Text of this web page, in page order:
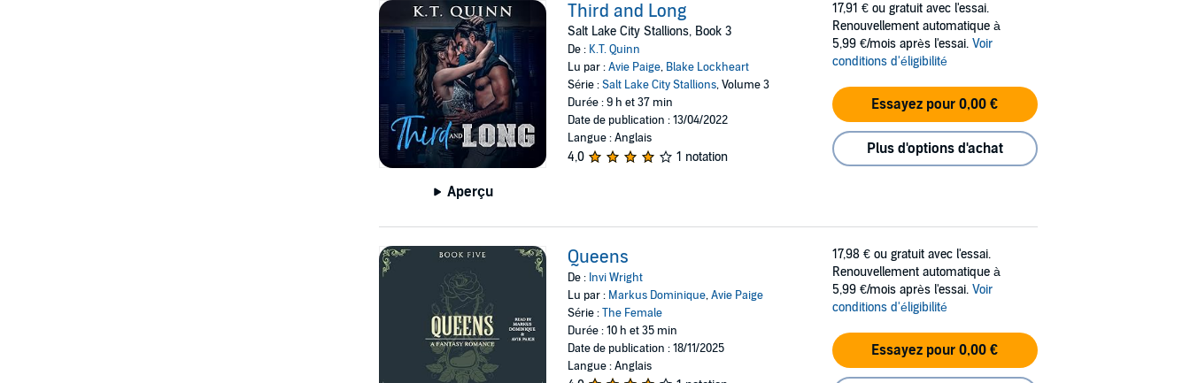
Aperçu
Third and Long
Salt Lake City Stallions, Book 3
De : K.T. Quinn
Lu par :Avie Paige, Blake Lockheart
Série :Salt Lake City Stallions, Volume 3
Durée : 9 h et 37 min
Date de publication : 13/04/2022
Langue : Anglais
4,0 1 notation
17,91 € ou gratuit avec l'essai.
Renouvellement automatique à
5,99 €/mois après l'essai. Voir
conditions d'éligibilité
Essayez pour 0,00 €
Plus d'options d'achat
Queens
De : Invi Wright
Lu par : Markus Dominique,Avie Paige
Série :The Female
Durée : 10 h et 35 min
Date de publication : 18/11/2025
Langue : Anglais
17,98 € ou gratuit avec l'essai.
Renouvellement automatique à
5,99 €/mois après l'essai. Voir
conditions d'éligibilité
Essayez pour 0,00 €